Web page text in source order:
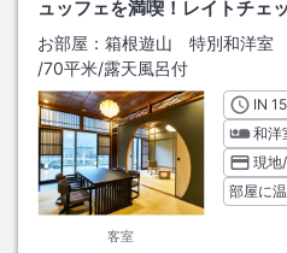
ュッフェを満喫！レイトチェ
お部屋： 箱根遊山 特別和洋
/70平米/露天風呂付
客室
IN
和洋
現地
部屋に